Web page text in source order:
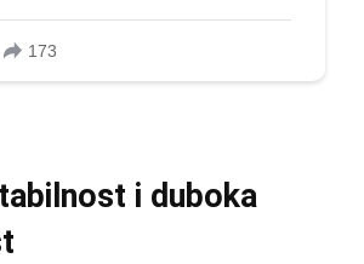
i duboka